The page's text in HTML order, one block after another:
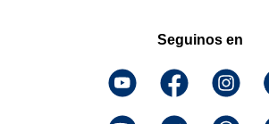
Seguinos en